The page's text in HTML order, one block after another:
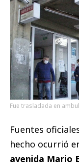
Fue trasladada en
Fuentes
hecho ocurrió
avenida Mario